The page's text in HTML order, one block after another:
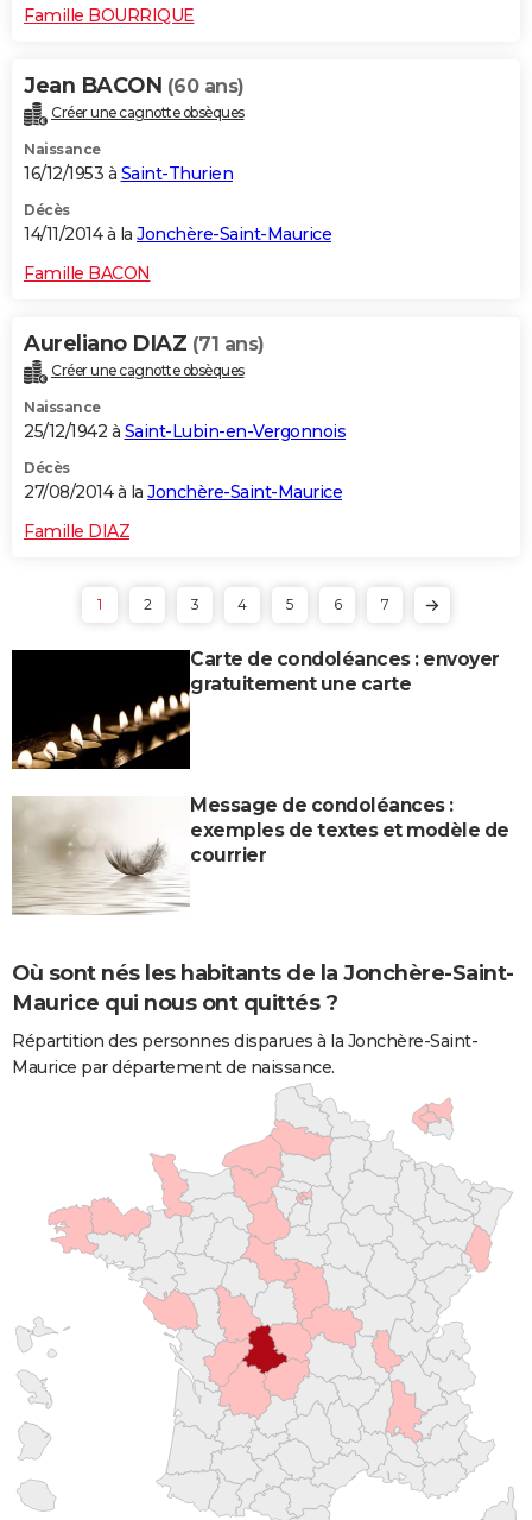
Famille BOURRIQUE
Jean BACON (60 ans)
Créer une cagnotte obsèques
Naissance
16/12/1953 à Saint-Thurien
Décès
14/11/2014 à la Jonchère-Saint-Maurice
Famille BACON
Aureliano DIAZ (71 ans)
Créer une cagnotte obsèques
Naissance
25/12/1942 à Saint-Lubin-en-Vergonnois
Décès
27/08/2014 à la Jonchère-Saint-Maurice
Famille DIAZ
1 2 3 4 5 6 7
Carte de condoléances : envoyer
gratuitement une carte
Message de condoléances :
exemples de textes et modèle de
courrier
Où sont nés les habitants de la Jonchère-Saint-
Maurice qui nous ont quittés ?
Répartition des personnes disparues à la Jonchère-Saint-
Maurice par département de naissance.